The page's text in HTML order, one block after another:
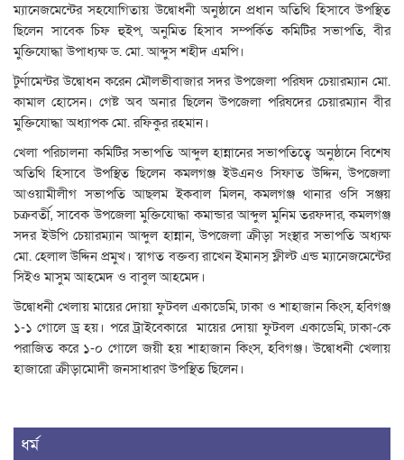
ম্যানেজমেন্টের সহযোগিতায় উদ্বোধনী অনুষ্ঠানে প্রধান অতিথি হিসাবে উপস্থিত
ছিলেন সাবেক চিফ হুইপ, অনুমিত হিসাব সম্পর্কিত কমিটির সভাপতি, বীর
মুক্তিযোদ্ধা উপাধ্যক্ষ ড. মো. আব্দুস শহীদ এমপি।
টুর্ণামেন্টর উদ্বোধন করেন মৌলভীবাজার সদর উপজেলা পরিষদ চেয়ারম্যান মো.
কামাল হোসেন। গেষ্ট অব অনার ছিলেন উপজেলা পরিষদের চেয়ারম্যান বীর
মুক্তিযোদ্ধা অধ্যাপক মো. রফিকুর রহমান।
খেলা পরিচালনা কমিটির সভাপতি আব্দুল হান্নানের সভাপতিত্বে অনুষ্ঠানে বিশেষ
অতিথি হিসাবে উপস্থিত ছিলেন কমলগঞ্জ ইউএনও সিফাত উদ্দিন, উপজেলা
আওয়ামীলীগ সভাপতি আছলম ইকবাল মিলন, কমলগঞ্জ থানার ওসি সঞ্জয়
চক্রবর্তী, সাবেক উপজেলা মুক্তিযোদ্ধা কমান্ডার আব্দুল মুনিম তরফদার, কমলগঞ্জ
সদর ইউপি চেয়ারম্যান আব্দুল হান্নান, উপজেলা ক্রীড়া সংস্থার সভাপতি অধ্যক্ষ
মো. হেলাল উদ্দিন প্রমুখ। স্বাগত বক্তব্য রাখেন ইমানস্ ফ্লীল্ট এন্ড ম্যানেজমেন্টের
সিইও মাসুম আহমেদ ও বাবুল আহমেদ।
উদ্বোধনী খেলায় মায়ের দোয়া ফুটবল একাডেমি, ঢাকা ও শাহাজান কিংস, হবিগঞ্জ
১-১ গোলে ড্র হয়। পরে ট্রাইবেকারে মায়ের দোয়া ফুটবল একাডেমি, ঢাকা-কে
পরাজিত করে ১-০ গোলে জয়ী হয় শাহাজান কিংস, হবিগঞ্জ। উদ্বোধনী খেলায়
হাজারো ক্রীড়ামোদী জনসাধারণ উপস্থিত ছিলেন।
ধর্ম